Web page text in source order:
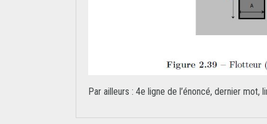
Par ailleurs : 4e ligne de l’énoncé, dernier mot,